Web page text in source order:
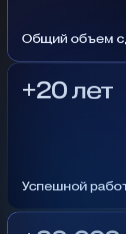
Общий объем
+20 лет
Успешной